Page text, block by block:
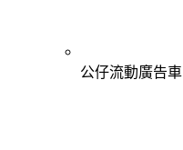
公仔流動廣告車